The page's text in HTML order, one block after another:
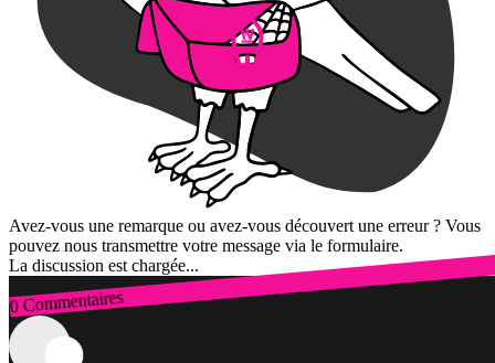
Avez-vous une remarque ou avez-vous découvert une erreur ? Vous
pouvez nous transmettre votre message via le formulaire.
La discussion est chargée...
0 Commentaires
Connexion